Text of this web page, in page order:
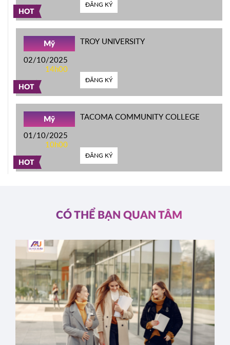
HOT
ĐĂNG KÝ
HOT
Mỹ
02/10/2025
14h00
TROY UNIVERSITY
ĐĂNG KÝ
HOT
Mỹ
01/10/2025
10h00
TACOMA COMMUNITY COLLEGE
ĐĂNG KÝ
CÓ THỂ BẠN QUAN TÂM